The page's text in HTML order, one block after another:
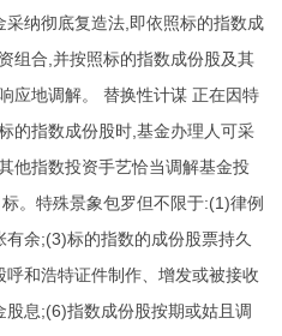
纳彻底复造法,即依照标的指数成
组合,并按照标的指数成份股及其
应地调解。 替换性计谋 正在因特
的指数成份股时,基金办理人可采
他指数投资手艺恰当调解基金投
。特殊景象包罗但不限于:(1)律例
余;(3)标的指数的成份股票持久
和浩特证件制作、增发或被接收
息;(6)指数成份股按期或姑且调